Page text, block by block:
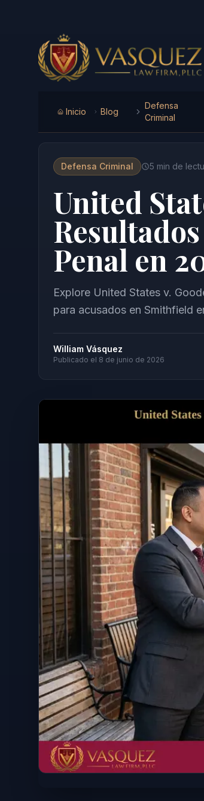
Vasquez Law Firm - Home
Inicio Blog
Defensa
Criminal
Defensa Criminal 5 min de
United
Penal en
Explore United States v.
para acusados en Smithfield
William Vásquez
Publicado el 8 de junio de 2026